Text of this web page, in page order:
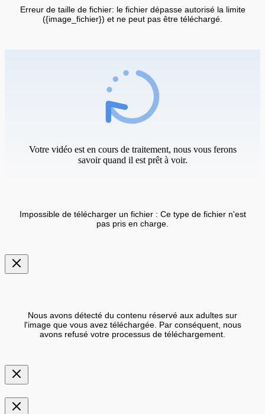
Erreur de taille de fichier: le fichier dépasse autorisé la limite
({image_fichier}) et ne peut pas être téléchargé.
Votre vidéo est en cours de traitement, nous vous ferons
savoir quand il est prêt à voir.
Impossible de télécharger un fichier : Ce type de fichier n'est
pas pris en charge.
Nous avons détecté du contenu réservé aux adultes sur
l'image que vous avez téléchargée. Par conséquent, nous
avons refusé votre processus de téléchargement.